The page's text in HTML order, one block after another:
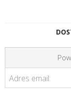
Adres email: